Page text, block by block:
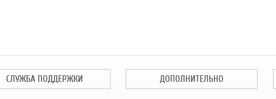
СЛУЖБА ПОДДЕРЖКИ ДОПОЛНИТЕЛЬНО